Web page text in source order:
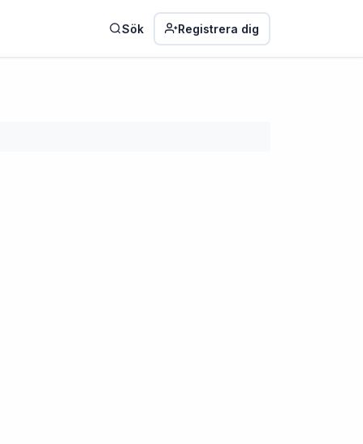
Sök Registrera dig